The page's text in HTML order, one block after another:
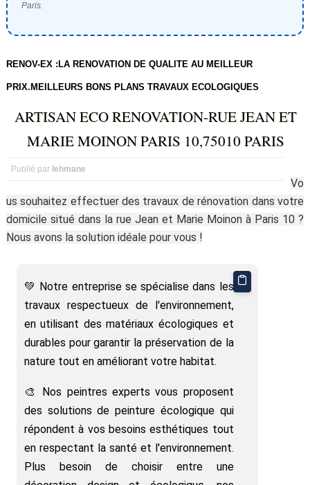
Paris.
RENOV-EX :LA RENOVATION DE QUALITE AU MEILLEUR
PRIX.MEILLEURS BONS PLANS TRAVAUX ECOLOGIQUES
ARTISAN ECO RENOVATION-RUE JEAN ET
MARIE MOINON PARIS 10,75010 PARIS
Publié par lehmane
Vo
us souhaitez effectuer des travaux de rénovation dans votre
domicile situé dans la rue Jean et Marie Moinon à Paris 10 ?
Nous avons la solution idéale pour vous !
💚 Notre entreprise se spécialise dans les
travaux respectueux de l'environnement,
en utilisant des matériaux écologiques et
durables pour garantir la préservation de la
nature tout en améliorant votre habitat.
🎨 Nos peintres experts vous proposent
des solutions de peinture écologique qui
répondent à vos besoins esthétiques tout
en respectant la santé et l'environnement.
Plus besoin de choisir entre une